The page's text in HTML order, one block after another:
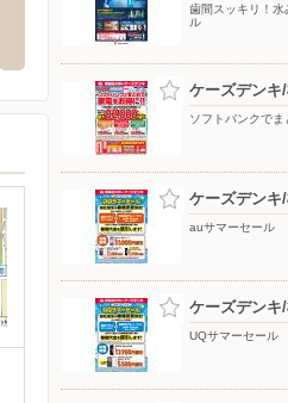
と上質
アーティストの想いに満ちる音。
WF-1000X M6
歯間スッキリ！
ル
ケーズデンキ
ソフトバンクでま
ケーズデンキ
auサマーセール
ケーズデンキ
UQサマーセール